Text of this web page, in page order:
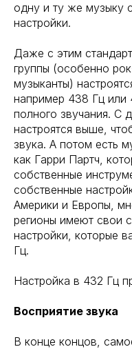
одну и ту же музыку
настройки.
Даже с этим
группы (особенно
музыканты)
например 438 Гц или
полного звучания. С
настроятся выше,
звука. А потом есть
как Гарри Партч,
собственные
собственные
Америки и Европы,
регионы имеют свои
настройки, которые
Гц.
Настройка в 432 Гц
Восприятие звука
В конце концов,